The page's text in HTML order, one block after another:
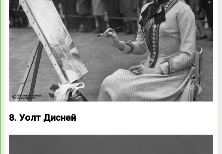
8. Уолт Дисней